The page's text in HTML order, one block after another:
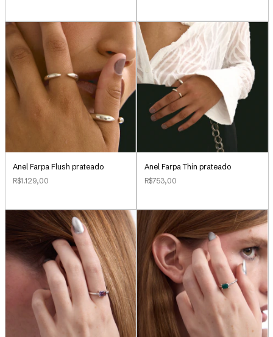
Anel Farpa Flush prateado
R$1.129,00
Anel Farpa Thin prateado
R$753,00